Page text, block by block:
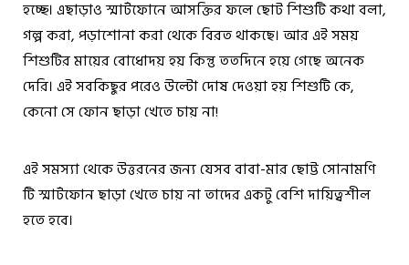
হচ্ছে। এছাড়াও স্মার্টফোনে আসক্তির ফলে ছোট শিশুটি কথা বলা,
গল্প করা, পড়াশোনা করা থেকে বিরত থাকছে। আর এই সময়
শিশুটির মায়ের বোধোদয় হয় কিন্তু ততদিনে হয়ে গেছে অনেক
দেরি। এই সবকিছুর পরেও উল্টো দোষ দেওয়া হয় শিশুটি কে,
কেনো সে ফোন ছাড়া খেতে চায় না!
এই সমস্যা থেকে উত্তরনের জন্য যেসব বাবা-মার ছোট্ট সোনামণি
টি স্মার্টফোন ছাড়া খেতে চায় না তাদের একটু বেশি দায়িত্বশীল
হতে হবে।